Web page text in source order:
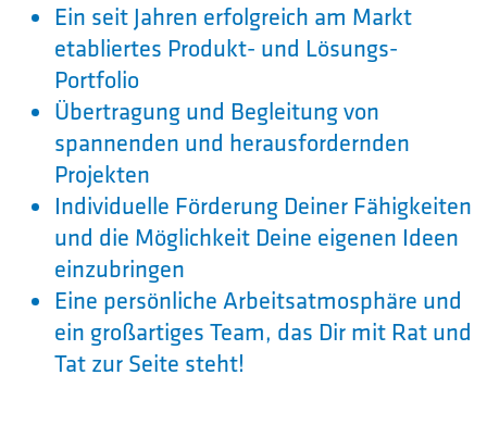
Ein seit Jahren erfolgreich am Markt
etabliertes Produkt- und Lösungs-
Portfolio
Übertragung und Begleitung von
spannenden und herausfordernden
Projekten
Individuelle Förderung Deiner Fähigkeiten
und die Möglichkeit Deine eigenen Ideen
einzubringen
Eine persönliche Arbeitsatmosphäre und
ein großartiges Team, das Dir mit Rat und
Tat zur Seite steht!